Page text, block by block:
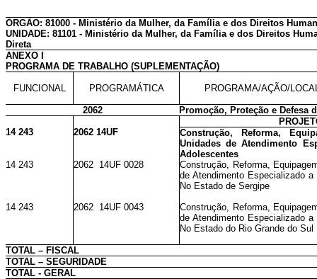
ÓRGÃO: 81000 - Ministério da Mulher, da Família e dos Direitos
UNIDADE: 81101 - Ministério da Mulher, da Família e dos Direitos
Direta
ANEXO I
PROGRAMA DE TRABALHO (SUPLEMENTAÇÃO)
FUNCIONAL PROGRAMÁTICA PROGRAMA/AÇÃO/
2062
Promoção, Proteção e Defesa
14 243
2062 14UF
Construção, Reforma,
Unidades de Atendimento
Adolescentes
14 243
2062 14UF 0028
Construção, Reforma,
de Atendimento Especializado
No Estado de Sergipe
14 243
2062 14UF 0043
Construção, Reforma,
de Atendimento Especializado
No Estado do Rio Grande do Sul
TOTAL – FISCAL
TOTAL – SEGURIDADE
TOTAL - GERAL